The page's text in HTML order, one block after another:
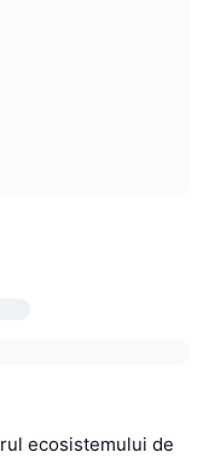
ecosistemului de